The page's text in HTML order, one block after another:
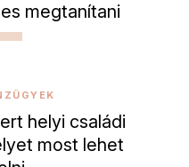
megtanítani
helyi családi
most lehet